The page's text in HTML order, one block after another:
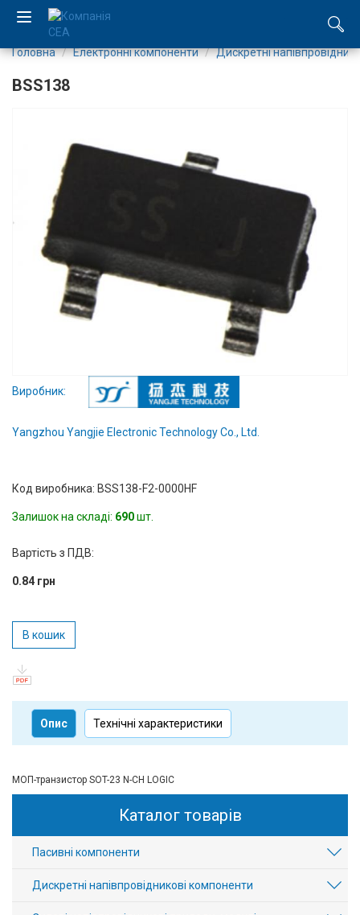
Компанія
Каталог
Виробництво
Послуги
Новини
Вхід/
авторизація
Виробники
Контакти
Доставка
Тех.
Підтримка
Блог
Головна Електронні компоненти Дискретні
BSS138
Виробник:
Yangzhou Yangjie Electronic Technology Co., Ltd.
Код виробника: BSS138-F2-0000HF
Залишок на складі: 690шт.
Вартість з ПДВ:
0.84 грн
В кошик
Опис Технічні характеристики
МОП-транзистор SOT-23 N-CH LOGIC
Каталог товарів
Пасивні компоненти
Дискретні напівпровідникові компоненти